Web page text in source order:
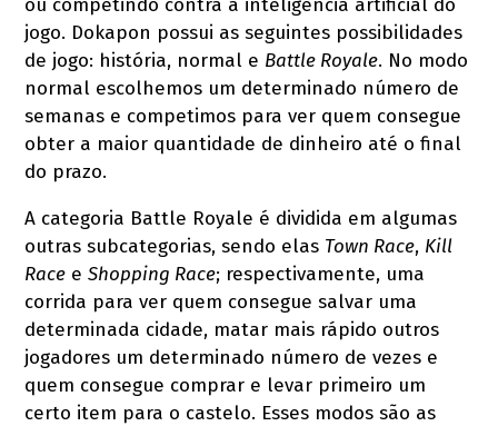
jogo. Dokapon possui as seguintes possibilidades
de jogo: história, normal e Battle Royale. No modo
normal escolhemos um determinado número de
semanas e competimos para ver quem consegue
obter a maior quantidade de dinheiro até o final
do prazo.
A categoria Battle Royale é dividida em algumas
outras subcategorias, sendo elas Town Race, Kill
Race eShopping Race; respectivamente, uma
corrida para ver quem consegue salvar uma
determinada cidade, matar mais rápido outros
jogadores um determinado número de vezes e
quem consegue comprar e levar primeiro um
certo item para o castelo. Esses modos são as